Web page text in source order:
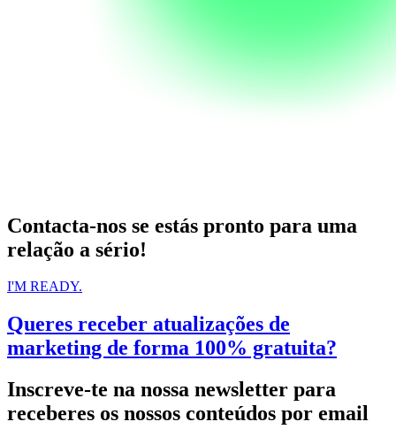
Contacta-nos se estás pronto para uma
relação a sério!
I'M READY.
Queres receber atualizações de
marketing de forma 100% gratuita?
Inscreve-te na nossa newsletter para
receberes os nossos conteúdos por email